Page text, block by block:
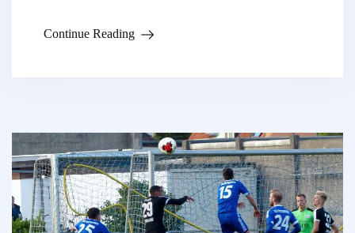
Continue Reading